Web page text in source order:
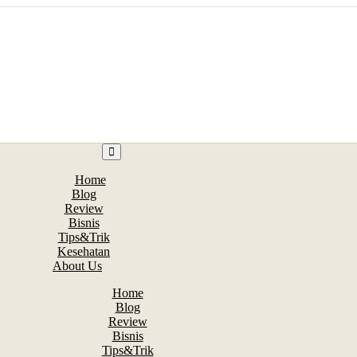
Home
Blog
Review
Bisnis
Tips&Trik
Kesehatan
About Us
Home
Blog
Review
Bisnis
Tips&Trik